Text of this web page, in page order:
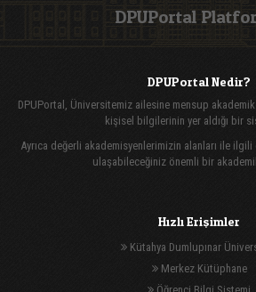
DPUPortal
DPUPortal Nedir?
DPUPortal, Üniversitemiz ailesine mensup
kişisel bilgilerinin yer aldığı bir
Ayrıca değerli akademisyenlerimizin alanları ile ilgili
ulaşabileceğiniz önemli bir
Hızlı Erişimler
Kütahya Dumlupınar
Merkez Kütüphane